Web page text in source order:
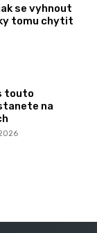
se vyhnout
tomu chytit
touto
na